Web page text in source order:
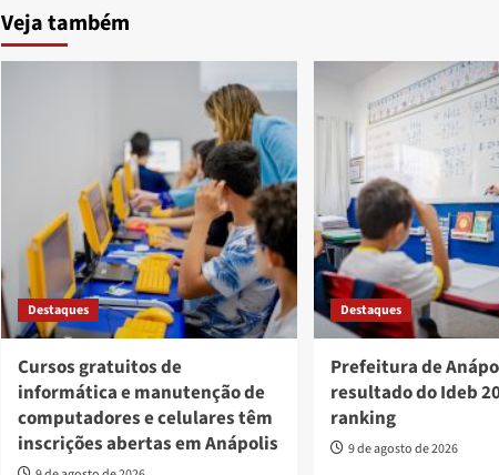
Veja também
Destaques
Cursos gratuitos de
informática e manutenção de
computadores e celulares têm
inscrições abertas em Anápolis
Destaques
Prefeitura de
resultado do Ideb
ranking
9 de agosto de 2026